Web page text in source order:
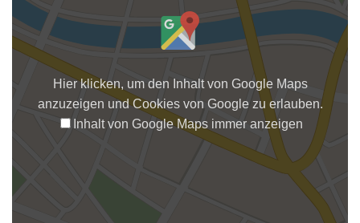
Hier klicken, um den Inhalt von Google Maps
anzuzeigen und Cookies von Google zu erlauben.
Inhalt von Google Maps immer anzeigen